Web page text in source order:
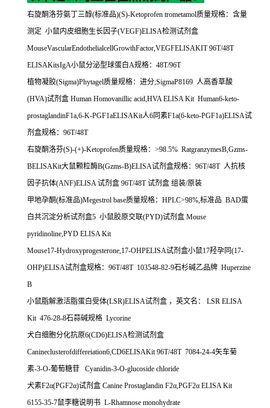
右旋酮洛芬氨丁三醇(标准品)(S)-Ketoprofen trometamol质量规格：含量
测定 小鼠内皮细胞生长因子(VEGF)ELISA检测试剂盒
MouseVascularEndothelialcellGrowthFactor,VEGFELISAKIT 96T/48T
ELISAKitsIgA小鼠分泌型球蛋白A规格： 48T/96T
植物凝胶(Sigma)Phytagel质量规格：进分;SigmaP8169 人高香草酸
(HVA)试剂盒 Human Homovanillic acid,HVA ELISA Kit Human6-keto-
prostaglandinF1a,6-K-PGF1aELISAKit人6 同素F1a(6-keto-PGF1a)ELISA试
剂盒规格： 96T/48T
右旋酮洛芬(S)-(+)-Ketoprofen质量规格： >98.5% RatgranzymesB,Gzms-
BELISAKit大鼠颗粒酶B(Gzms-B)ELISA试剂盒规格： 96T/48T 人抗核
因子抗体(ANF)ELISA试剂盒 96T/48T试剂盒 组装/原装
甲地孕酮(标准品)Megestrol base质量规格： HPLC>98%,标准品 BAD蛋
白共沉淀分析试剂盒5 小鼠胶原交联(PYD)试剂盒 Mouse
pyridinoline,PYD ELISA Kit
Mouse17-Hydroxyprogesterone,17-OHPELISA试剂盒小鼠17羟孕同 (17-
OHP)ELISA试剂盒规格： 96T/48T 103548-82-9石杉碱乙品牌 Huperzine
B
小鼠脂解激活脂蛋白受体(LSR)ELISA试剂盒 ，英文名：
LSR ELISA
Kit 476-28-8石蒜碱规格 Lycorine
犬白细胞分化抗原6(CD6)ELISA检测试剂盒
Canineclusterofdiffereiation6,CD6ELISAKit 96T/48T 7084-24-4矢车菊
素-3-O-葡萄糖苷
Cyanidin-3-O-glucoside chloride
犬素F2α(PGF2α)试剂盒 Canine Prostaglandin F2α,PGF2α ELISA Kit
6155-35-7鼠李糖说明书 L-Rhamnose monohydrate